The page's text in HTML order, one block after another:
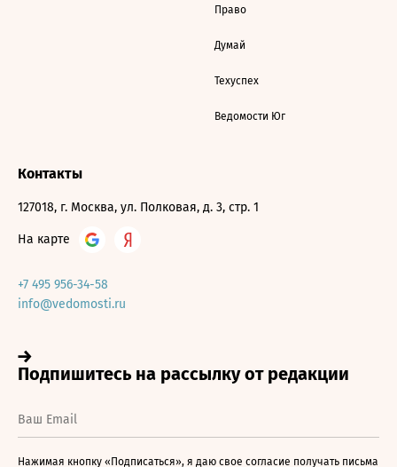
Право
Думай
Техуспех
Ведомости Юг
Контакты
127018, г. Москва, ул. Полковая, д. 3, стр. 1
На карте
+7 495 956-34-58
info@vedomosti.ru
Нажимая кнопку «Подписаться», я даю свое согласие получать письма